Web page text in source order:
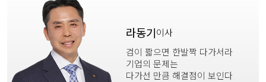
라동기이사
검이 짧으면 한발짝 다가서라
기업의 문제는
다가선 만큼 해결점이 보인다